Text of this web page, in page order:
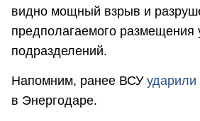
видно мощный взрыв и
предполагаемого размещения
подразделений.
Напомним, ранее ВСУ ударили
в Энергодаре.